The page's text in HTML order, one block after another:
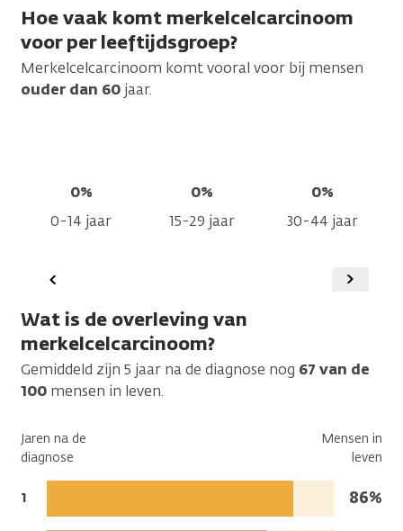
Hoe vaak komt merkelcelcarcinoom
voor per leeftijdsgroep?
Merkelcelcarcinoom komt vooral voor bij mensen
ouder dan 60 jaar.
0%
0-14 jaar
0%
15-29 jaar
0%
30-44 jaar
Vorige
Wat is de overleving van
merkelcelcarcinoom?
Gemiddeld zijn 5 jaar na de diagnose nog 67 van de
100 mensen in leven.
Jaren na de
diagnose
Mensen in
leven
Jaren
1 86%